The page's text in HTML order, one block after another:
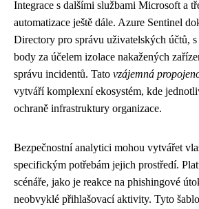
Integrace s dalšími službami Microsoft a
automatizace ještě dále. Azure Sentinel
Directory pro správu uživatelských účtů,
body za účelem izolace nakažených
správu incidentů. Tato vzájemná
vytváří komplexní ekosystém, kde
ochraně infrastruktury organizace.
Bezpečnostní analytici mohou vytvářet
specifickým potřebám jejich prostředí.
scénáře, jako je reakce na phishingové
neobvyklé přihlašovací aktivity. Tyto